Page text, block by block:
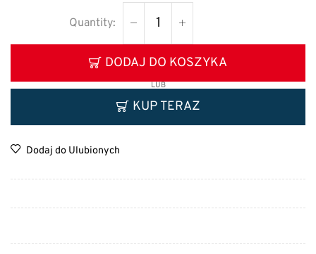
DODAJ DO KOSZYKA
LUB
KUP TERAZ
Dodaj do Ulubionych